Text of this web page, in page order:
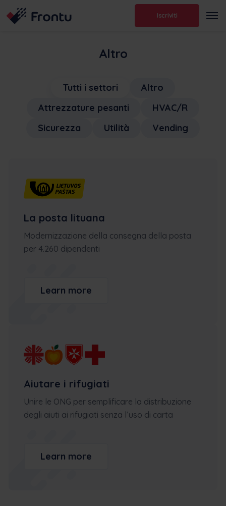
Iscriviti
Altro
Tutti i settori
Altro
Attrezzature pesanti
HVAC/R
Sicurezza
Utilità Vending
La posta lituana
Modernizzazione della consegna della posta
per 4.260 dipendenti
Learn more
Aiutare i rifugiati
Unire le ONG per semplificare la distribuzione
degli aiuti ai rifugiati senza l’uso di carta
Learn more